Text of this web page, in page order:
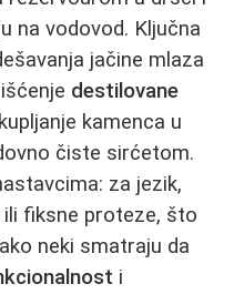
na vodovod. Ključna
jačine mlaza
destilovane
kamenca u
čiste sirćetom.
za jezik,
ili fiksne proteze, što
neki smatraju da
i